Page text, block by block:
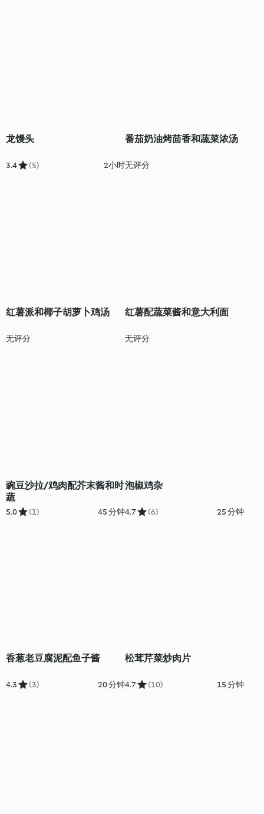
龙馒头
3.4 (5) 2小时
番茄奶油烤茴香和蔬菜浓汤
无评分
红薯派和椰子胡萝卜鸡汤
无评分
红薯配蔬菜酱和意大利面
无评分
豌豆沙拉/鸡肉配芥末酱和时
蔬
5.0 (1) 45 分钟
泡椒鸡杂
4.7 (6) 25 分钟
香葱老豆腐泥配鱼子酱
4.3 (3) 20 分钟
松茸芹菜炒肉片
4.7 (10) 15 分钟